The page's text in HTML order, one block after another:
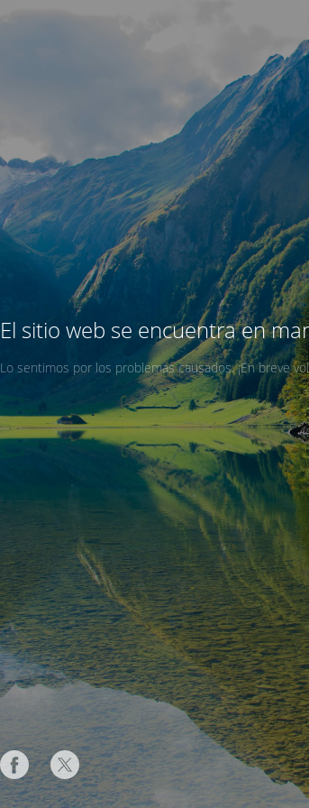
El sitio web se encuentra en
Lo sentimos por los problemas causados. ¡En breve